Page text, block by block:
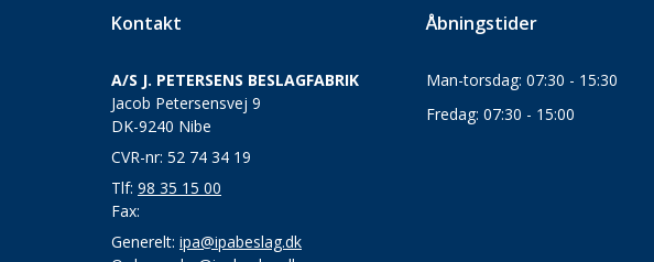
Kontakt
A/S J. PETERSENS BESLAGFABRIK
Jacob Petersensvej 9
DK-9240 Nibe
CVR-nr: 52 74 34 19
Tlf: 98 35 15 00
Fax:
Generelt: ipa@ipabeslag.dk
Åbningstider
Man-torsdag: 07:30 - 15:30
Fredag: 07:30 - 15:00